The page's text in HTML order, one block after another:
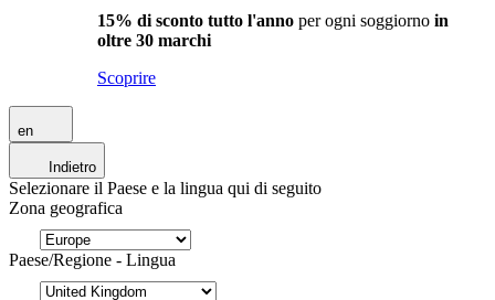
15% di sconto tutto l'anno per ogni soggiorno in
oltre 30 marchi
Scoprire
en
Indietro
Selezionare il Paese e la lingua qui di seguito
Zona geografica
Paese/Regione - Lingua